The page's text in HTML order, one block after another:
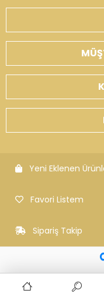
Yeni Eklenen
Favori Listem
Sipariş Takip